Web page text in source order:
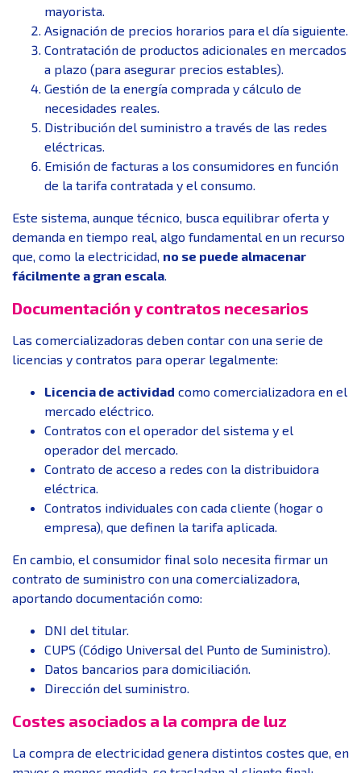
mayorista.
Asignación de precios horarios para el día siguiente.
Contratación de productos adicionales en mercados
a plazo (para asegurar precios estables).
Gestión de la energía comprada y cálculo de
necesidades reales.
Distribución del suministro a través de las redes
eléctricas.
Emisión de facturas a los consumidores en función
de la tarifa contratada y el consumo.
Este sistema, aunque técnico, busca equilibrar oferta y
demanda en tiempo real, algo fundamental en un recurso
que, como la electricidad, no se puede almacenar
fácilmente a gran escala
Documentación y contratos necesarios
Las comercializadoras deben contar con una serie de
licencias y contratos para operar legalmente:
Licencia de actividad como comercializadora en el
mercado eléctrico.
Contratos con el operador del sistema y el
operador del mercado.
Contrato de acceso a redes con la distribuidora
eléctrica.
Contratos individuales con cada cliente (hogar o
empresa), que definen la tarifa aplicada.
En cambio, el consumidor final solo necesita firmar un
contrato de suministro con una comercializadora,
aportando documentación como:
DNI del titular.
CUPS (Código Universal del Punto de Suministro).
Datos bancarios para domiciliación.
Dirección del suministro.
Costes asociados a la compra de luz
La compra de electricidad genera distintos costes que, en